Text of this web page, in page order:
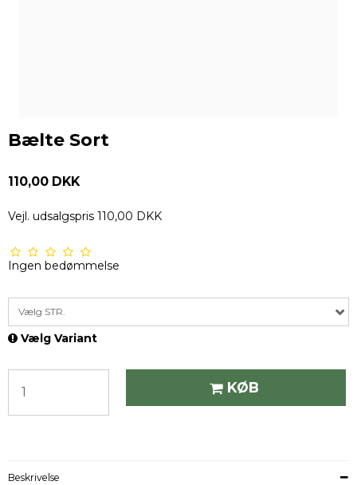
Bælte Sort
110,00 DKK
Vejl. udsalgspris 110,00 DKK
Ingen bedømmelse
Vælg STR.
Vælg Variant
KØB
Beskrivelse